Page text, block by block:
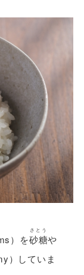
）を砂糖
さとう
や
）していま